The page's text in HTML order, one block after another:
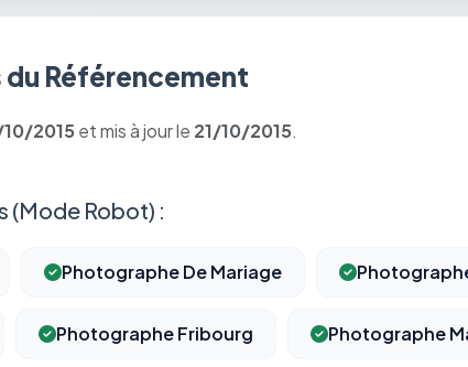
Référencement
10/2015 et mis à jour le 21/10/2015.
Robot) :
Photographe De Mariage
Photographe Fribourg Photographe